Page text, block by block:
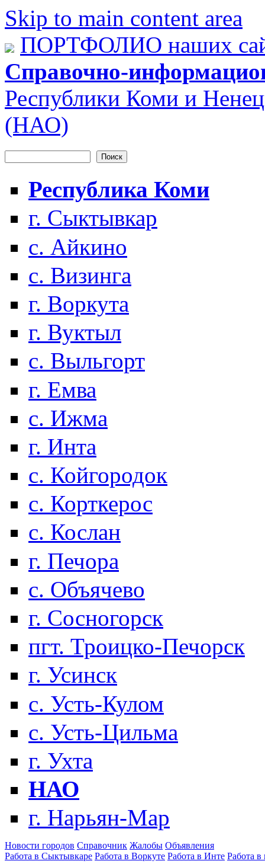
Skip to main content area
ПОРТФОЛИО наших
Справочно-
Республики Коми и
(НАО)
Форма поиска
Республика Коми
г. Сыктывкар
с. Айкино
с. Визинга
г. Воркута
г. Вуктыл
с. Выльгорт
г. Емва
с. Ижма
г. Инта
с. Койгородок
с. Корткерос
с. Кослан
г. Печора
с. Объячево
г. Сосногорск
пгт. Троицко-Печорск
г. Усинск
с. Усть-Кулом
с. Усть-Цильма
г. Ухта
НАО
г. Нарьян-Мар
Новости городов Справочник Жалобы Объявления
Работа в Сыктывкаре Работа в Воркуте Работа в Инте Работа в